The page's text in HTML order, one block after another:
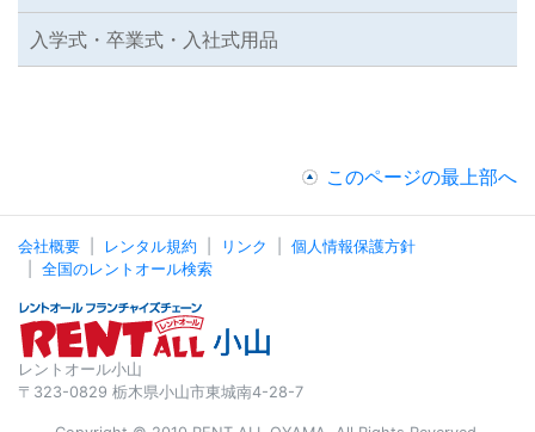
入学式・卒業式・入社式用品
このページの最上部へ
会社概要 レンタル規約 リンク
個人情報保護方針
全国のレントオール検索
レントオール小山
〒323-0829 栃木県小山市東城南4-28-7